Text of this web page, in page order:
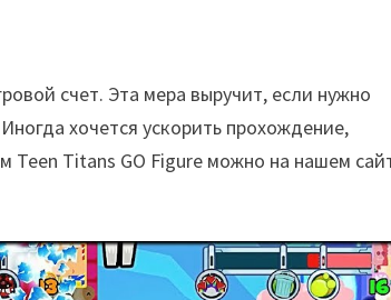
счет. Эта мера выручит, если нужно
хочется ускорить прохождение,
Teen Titans GO Figure можно на нашем